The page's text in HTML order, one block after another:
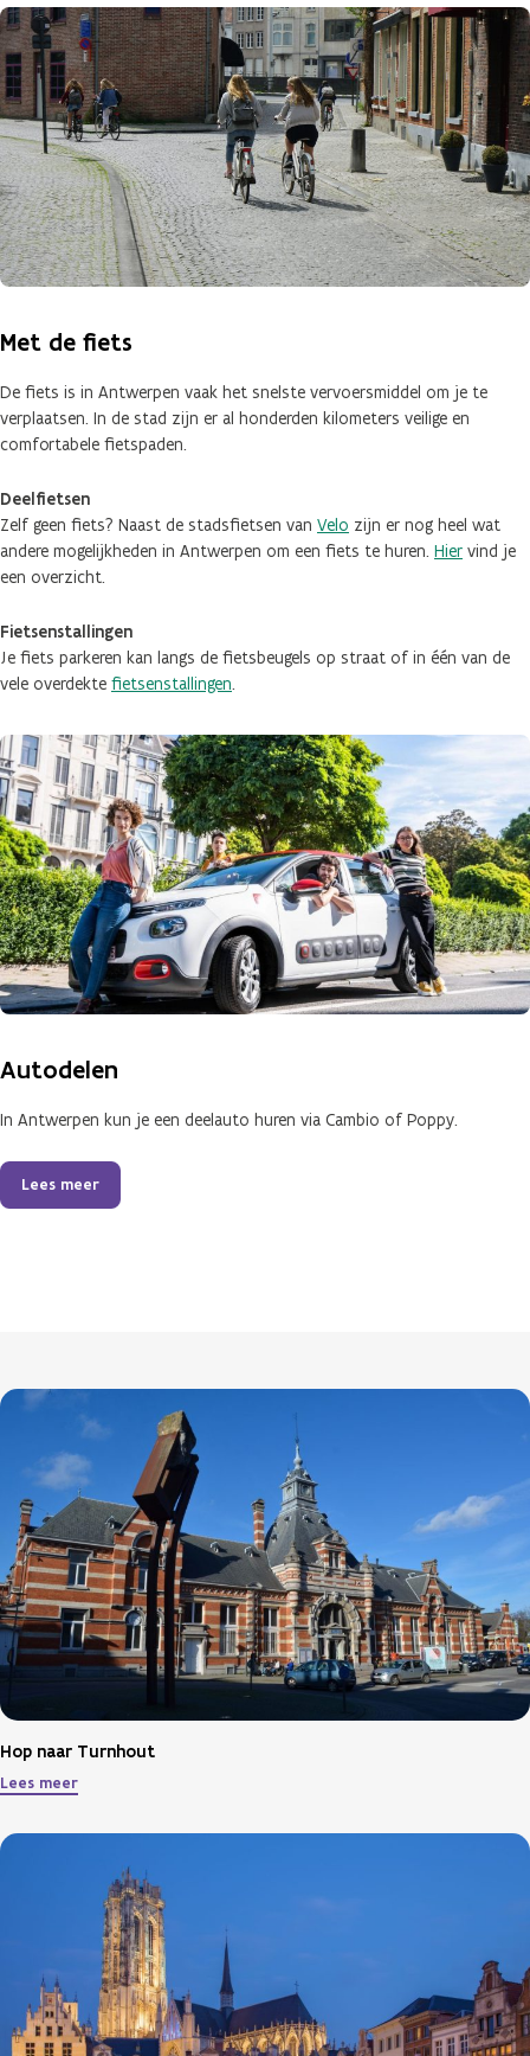
Met de fiets
De fiets is in Antwerpen vaak het snelste vervoersmiddel om je te
verplaatsen. In de stad zijn er al honderden kilometers veilige en
comfortabele fietspaden.
Deelfietsen
Zelf geen fiets? Naast de stadsfietsen van Velo zijn er nog heel wat
andere mogelijkheden in Antwerpen om een fiets te huren. Hier vind je
een overzicht.
Fietsenstallingen
Je fiets parkeren kan langs de fietsbeugels op straat of in één van de
vele overdekte fietsenstallingen.
Autodelen
In Antwerpen kun je een deelauto huren via Cambio of Poppy.
Lees meer
Hop naar Turnhout
Lees meer